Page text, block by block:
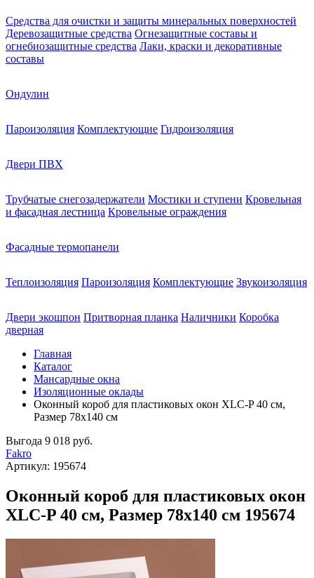
Средства для очистки и защиты минеральных поверхностей
Деревозащитные средства Огнезащитные составы и
огнебиозащитные средства Лаки, краски и декоративные
составы
Ондулин
Пароизоляция Комплектующие Гидроизоляция
Двери ПВХ
Трубчатые снегозадержатели Мостики и ступени Кровельная
и фасадная лестница Кровельные ограждения
Фасадные термопанели
Теплоизоляция Пароизоляция Комплектующие Звукоизоляция
Двери экошпон Притворная планка Наличники Коробка
дверная
Главная
Каталог
Мансардные окна
Изоляционные оклады
Оконный короб для пластиковых окон XLC-P 40 см,
Размер 78х140 см
Выгода 9 018 руб.
Fakro
Артикул: 195674
Оконный короб для пластиковых окон
XLC-P 40 см, Размер 78х140 см 195674